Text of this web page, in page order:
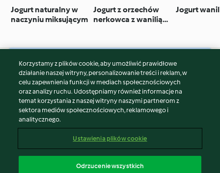
Jogurt naturalny w
naczyniu miksującym
Jogurt z orzechów
nerkowca z wanilią
Jogurt
© Copyright 2026
Warunki korzystania
Polityka prywatności
Disclaimer
Znak wydawcy
Zgłoś treść
Korzystamy z plików cookie, aby umożliwić prawidłowe
działanie naszej witryny, personalizowanie treści i reklam, w
celu zapewnienia funkcji w mediach społecznościowych
oraz analizy ruchu. Udostępniamy również informacje na
temat korzystania z naszej witryny naszymi partnerom z
sektora mediów społecznościowych, reklamowego i
analitycznego.
Ustawienia plików cookie
Odrzucenie wszystkich